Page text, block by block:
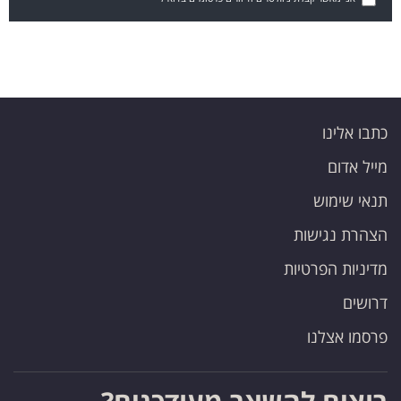
כתבו אלינו
מייל אדום
תנאי שימוש
הצהרת נגישות
מדיניות הפרטיות
דרושים
פרסמו אצלנו